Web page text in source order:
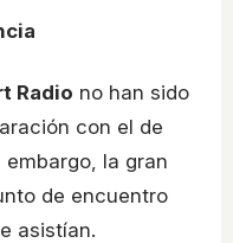
Radio no han sido
con el de
la gran
de encuentro
asistían.